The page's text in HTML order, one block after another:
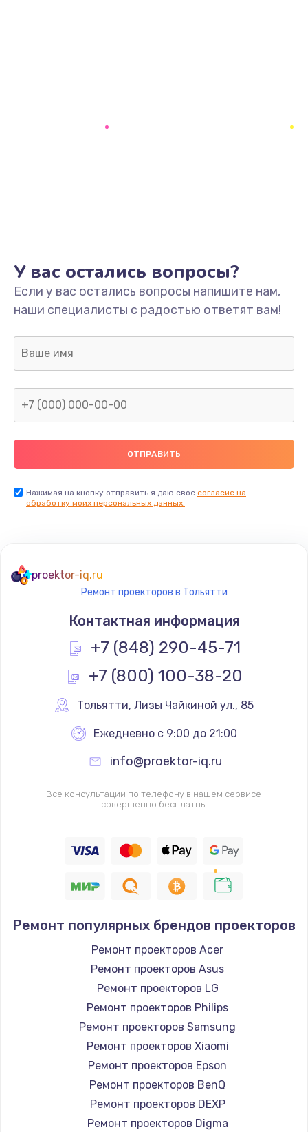
У вас остались вопросы?
Если у вас остались вопросы напишите нам,
наши специалисты с радостью ответят вам!
Нажимая на кнопку отправить я даю свое согласие на
обработку моих персональных данных.
proektor-iq.ru
Ремонт проекторов в Тольятти
Контактная информация
+7 (848) 290-45-71
+7 (800) 100-38-20
Тольятти, Лизы Чайкиной ул., 85
Ежедневно с 9:00 до 21:00
info@proektor-iq.ru
Все консультации по телефону в нашем сервисе
совершенно бесплатны
Ремонт популярных брендов проекторов
Ремонт проекторов Acer
Ремонт проекторов Asus
Ремонт проекторов LG
Ремонт проекторов Philips
Ремонт проекторов Samsung
Ремонт проекторов Xiaomi
Ремонт проекторов Epson
Ремонт проекторов BenQ
Ремонт проекторов DEXP
Ремонт проекторов Digma